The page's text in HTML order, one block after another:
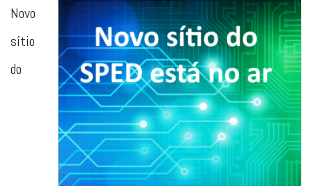
Novo
sítio
do